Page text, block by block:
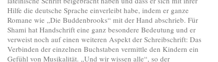
Hilfe die deutsche Sprache einverleibt habe, indem er ganze
Romane wie „Die Buddenbrooks“ mit der Hand abschrieb. Für
Shami hat Handschrift eine ganz besondere Bedeutung und er
verweist noch auf einen weiteren Aspekt der Schreibschrift: Das
Verbinden der einzelnen Buchstaben vermittle den Kindern ein
Gefühl von Musikalität. „Und wir wissen alle“, so der